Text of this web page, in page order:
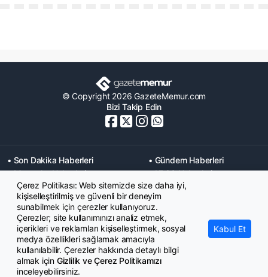
© Copyright 2026 GazeteMemur.com
Bizi Takip Edin
• Son Dakika Haberleri
• Gündem Haberleri
• Memurlar Haberleri
• KPSS Haberleri
• Ekonomi Haberleri
• Eğitim Haberleri
• Yaşam Haberleri
• Maaş Verileri Haberleri
• Mahkeme Kararları
Haberleri
Çerez Politikası: Web sitemizde size daha iyi,
kişiselleştirilmiş ve güvenli bir deneyim
sunabilmek için çerezler kullanıyoruz.
Çerezler; site kullanımınızı analiz etmek,
içerikleri ve reklamları kişiselleştirmek, sosyal
medya özellikleri sağlamak amacıyla
kullanılabilir. Çerezler hakkında detaylı bilgi
almak için Gizlilik ve Çerez Politikamızı
inceleyebilirsiniz.
Kabul Et